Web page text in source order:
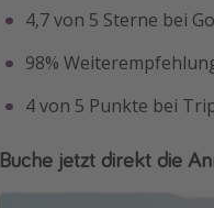
4,7 von 5 Sterne bei
98%
4 von 5 Punkte bei
Buche jetzt direkt die